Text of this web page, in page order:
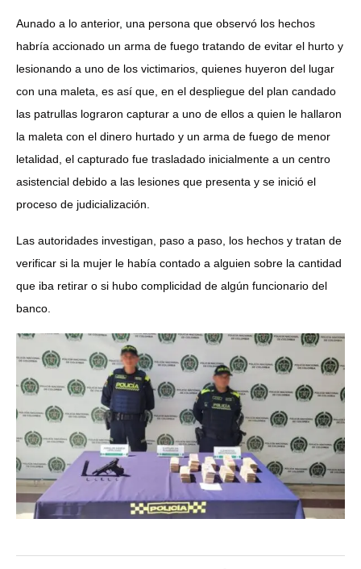
Aunado a lo anterior, una persona que observó los hechos
habría accionado un arma de fuego tratando de evitar el hurto y
lesionando a uno de los victimarios, quienes huyeron del lugar
con una maleta, es así que, en el despliegue del plan candado
las patrullas lograron capturar a uno de ellos a quien le hallaron
la maleta con el dinero hurtado y un arma de fuego de menor
letalidad, el capturado fue trasladado inicialmente a un centro
asistencial debido a las lesiones que presenta y se inició el
proceso de judicialización.
Las autoridades investigan, paso a paso, los hechos y tratan de
verificar si la mujer le había contado a alguien sobre la cantidad
que iba retirar o si hubo complicidad de algún funcionario del
banco.